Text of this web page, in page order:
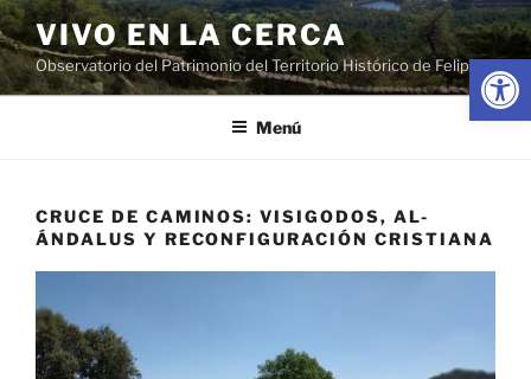
Abrir
Saltar
al
contenido
VIVO EN LA CERCA
Observatorio del Patrimonio del Territorio Histórico de Felipe II
Menú
CRUCE DE CAMINOS: VISIGODOS, AL-
ÁNDALUS Y RECONFIGURACIÓN CRISTIANA